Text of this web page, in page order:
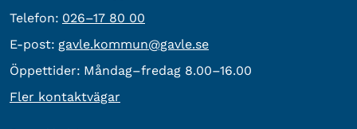
Telefon: Telefon:
026–17 80 00
E-post: E-post:
gavle.kommun@gavle.se
Öppettider: Måndag–fredag 8.00–16.00
Fler kontaktvägar